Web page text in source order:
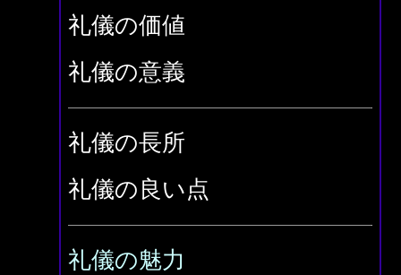
礼儀の価値
礼儀の意義
礼儀の長所
礼儀の良い点
礼儀の魅力